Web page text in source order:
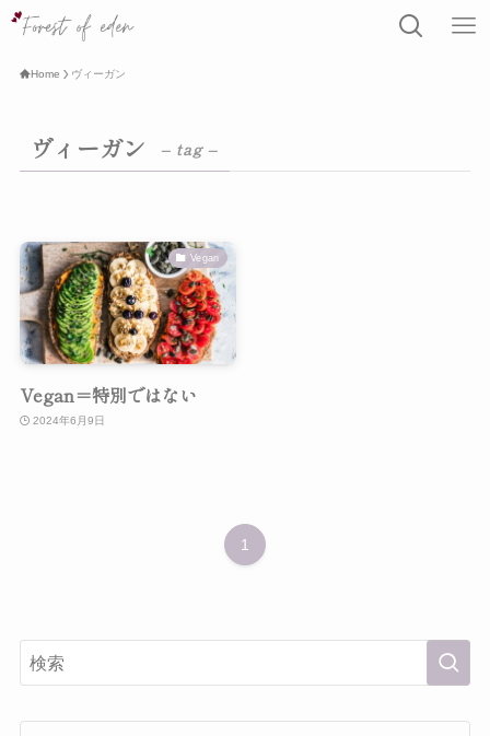
Home ヴィーガン
ヴィーガン – tag –
Vegan
Vegan＝特別ではない
2024年6月9日
1